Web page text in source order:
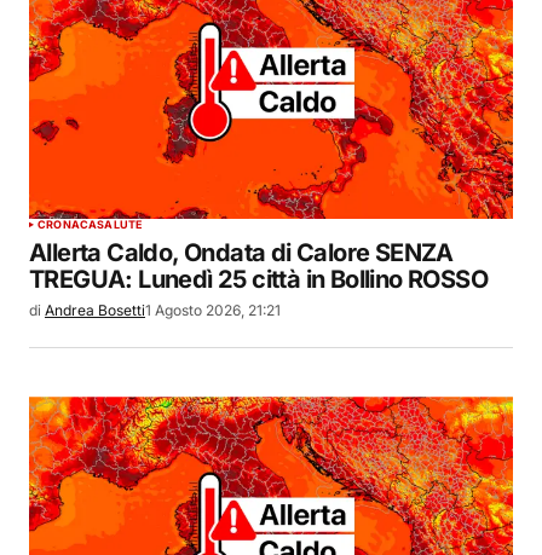
CRONACASALUTE
Allerta Caldo, Ondata di Calore SENZA
TREGUA: Lunedì 25 città in Bollino ROSSO
di Andrea Bosetti1 Agosto 2026, 21:21